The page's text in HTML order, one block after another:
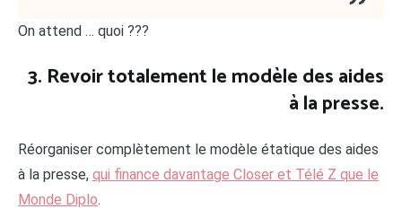
On attend … quoi ???
3. Revoir totalement le modèle des aides
à la presse.
Réorganiser complètement le modèle étatique des aides
à la presse, qui finance davantage Closer et Télé Z que le
Monde Diplo.